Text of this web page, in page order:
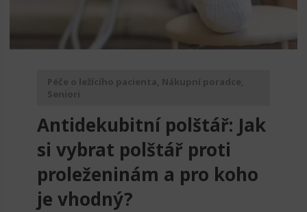
Péče o ležícího pacienta Nákupní poradce
Seniori
Antidekubitní polštář: Jak
si vybrat polštář proti
proleženinám a pro koho
je vhodný?